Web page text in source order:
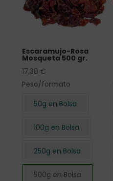
Escaramujo-Rosa
Mosqueta 500 gr.
17,30 €
Peso/formato
50g en Bolsa
100g en Bolsa
250g en Bolsa
500g en Bolsa